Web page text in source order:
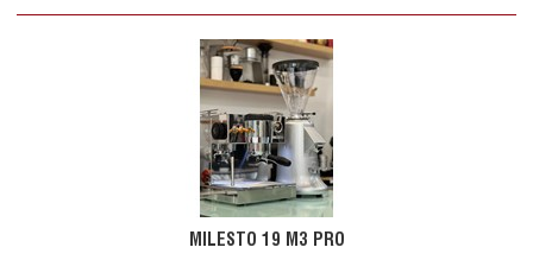
MILESTO 19 M3 PRO